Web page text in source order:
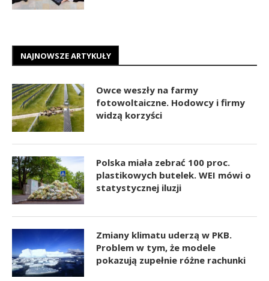
NAJNOWSZE ARTYKUŁY
Owce weszły na farmy
fotowoltaiczne. Hodowcy i firmy
widzą korzyści
Polska miała zebrać 100 proc.
plastikowych butelek. WEI mówi o
statystycznej iluzji
Zmiany klimatu uderzą w PKB.
Problem w tym, że modele
pokazują zupełnie różne rachunki